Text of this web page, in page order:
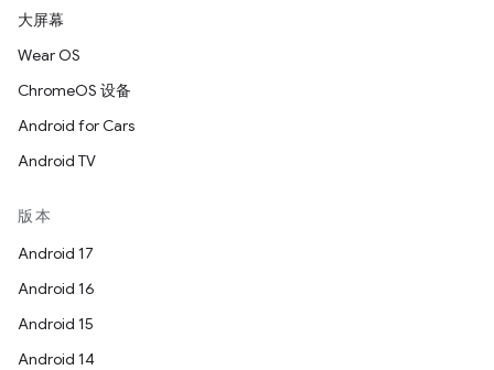
大屏幕
Wear OS
ChromeOS 设备
Android for Cars
Android TV
版本
Android 17
Android 16
Android 15
Android 14